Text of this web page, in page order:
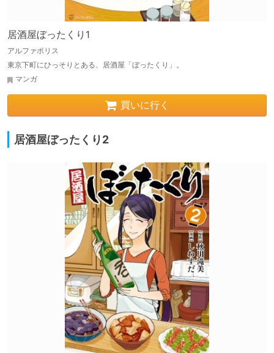
居酒屋ぼったくり1
アルファポリス
東京下町にひっそりとある、居酒屋「ぼったくり」。
マンガ
買いに行く
居酒屋ぼったくり2